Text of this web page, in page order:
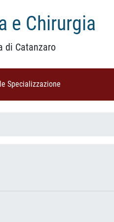
e Chirurgia
di Catanzaro
Specializzazione